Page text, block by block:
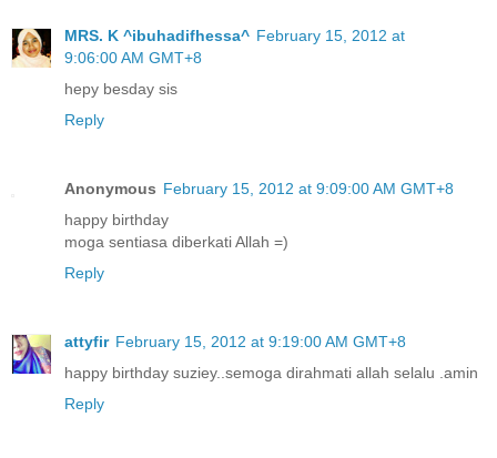
MRS. K ^ibuhadifhessa^ February 15, 2012 at
9:06:00 AM GMT+8
hepy besday sis
Reply
Anonymous February 15, 2012 at 9:09:00 AM GMT+8
happy birthday
moga sentiasa diberkati Allah =)
Reply
attyfir February 15, 2012 at 9:19:00 AM GMT+8
happy birthday suziey..semoga dirahmati allah selalu .amin
Reply